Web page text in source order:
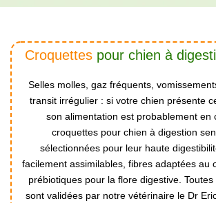
Croquettespour chien à
Selles molles, gaz fréquents,
transit irrégulier : si votre chien présente
son alimentation est probablement en
croquettes pour chien à digestion
sélectionnées pour leur haute
facilement assimilables, fibres adaptées au
prébiotiques pour la flore digestive.
sont validées par notre vétérinaire le Dr